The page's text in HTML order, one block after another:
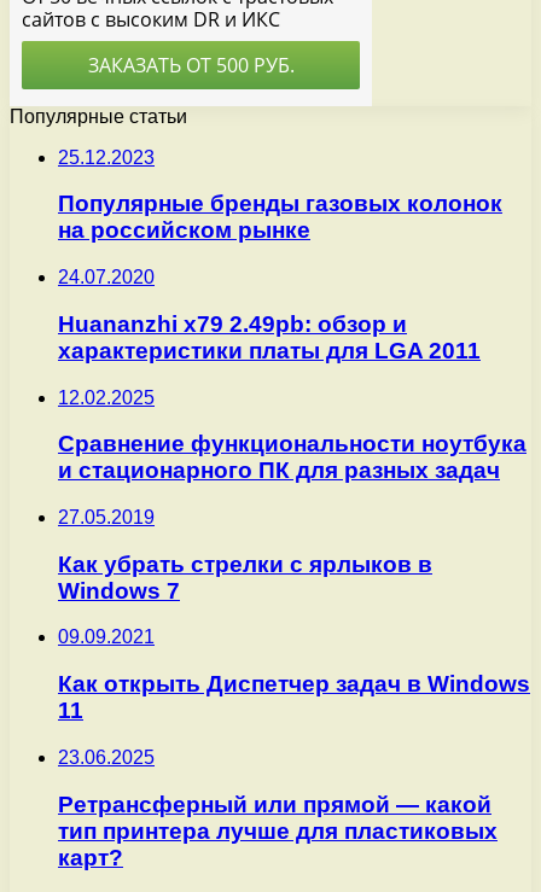
Популярные статьи
25.12.2023
Популярные бренды газовых колонок
на российском рынке
24.07.2020
Huananzhi x79 2.49pb: обзор и
характеристики платы для LGA 2011
12.02.2025
Сравнение функциональности ноутбука
и стационарного ПК для разных задач
27.05.2019
Как убрать стрелки с ярлыков в
Windows 7
09.09.2021
Как открыть Диспетчер задач в Windows
11
23.06.2025
Ретрансферный или прямой — какой
тип принтера лучше для пластиковых
карт?